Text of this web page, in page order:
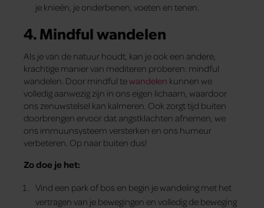
je knieën, je onderbenen, voeten en tenen.
4. Mindful wandelen
Als je van de natuur houdt, kan je ook een andere,
krachtige manier van mediteren proberen: mindful
wandelen. Door mindful te wandelen kunnen we
volledig aanwezig zijn in ons eigen lichaam, waardoor
ons zenuwstelsel kan kalmeren. Ook zorgt tijd buiten
doorbrengen ervoor dat angstklachten afnemen, we
ons immuunsysteem versterken en ons humeur
verbeteren. Op naar buiten dus!
Zo doe je het:
Vind een park of bos en begin je wandeling met het
vertragen van je bewegingen en volledig de beweging